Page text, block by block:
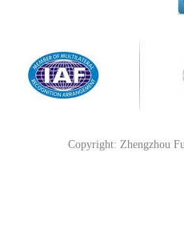
Copyright: Zhengzhou